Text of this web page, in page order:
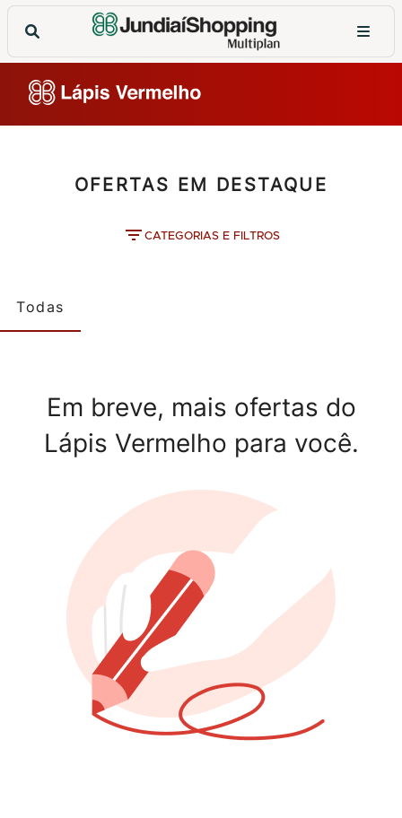
OFERTAS EM DESTAQUE
CATEGORIAS E FILTROS
Todas
Em breve, mais ofertas do
Lápis Vermelho para você.